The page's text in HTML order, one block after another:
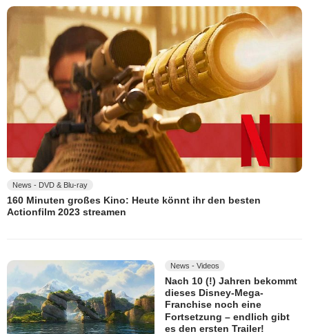
News - DVD & Blu-ray
160 Minuten großes Kino: Heute könnt ihr den besten
Actionfilm 2023 streamen
News - Videos
Nach 10 (!) Jahren bekommt
dieses Disney-Mega-
Franchise noch eine
Fortsetzung – endlich gibt
es den ersten Trailer!